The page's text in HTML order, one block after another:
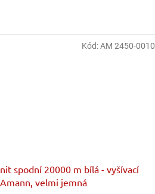
nit spodní 20000 m bílá - vyšívací
Amann, velmi jemná
Kód:AM 2450-0010